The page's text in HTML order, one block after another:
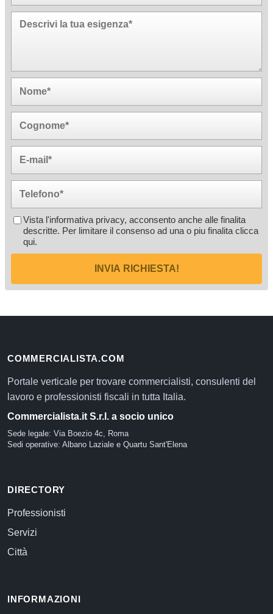
Vista l'informativa privacy, acconsento anche alle finalita
descritte. Per limitare il consenso ad una o piu finalita clicca
qui.
INVIA RICHIESTA!
COMMERCIALISTA.COM
Portale verticale per trovare commercialisti, consulenti del
lavoro e professionisti fiscali in tutta Italia.
Commercialista.it S.r.l. a socio unico
Sede legale: Via Boezio 4c, Roma
Sedi operative: Albano Laziale e Quartu Sant'Elena
DIRECTORY
Professionisti
Servizi
Città
INFORMAZIONI